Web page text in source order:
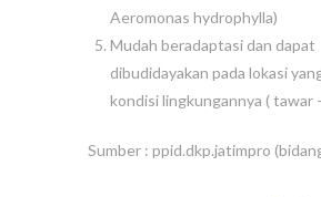
Aeromonas hydrophylla)
Mudah beradaptasi dan dapat
dibudidayakan pada lokasi
kondisi lingkungannya ( tawar
Sumber : ppid.dkp.jatimpro